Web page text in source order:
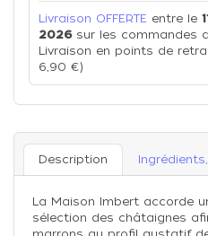
Livraison OFFERTE entre le
2026sur les commandes
Livraison en points de
6,90 €)
Description
La Maison Imbert accorde
sélection des châtaignes